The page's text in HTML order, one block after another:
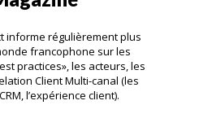
informe régulièrement plus
francophone sur les
practices», les acteurs, les
Client Multi-canal (les
l’expérience client).